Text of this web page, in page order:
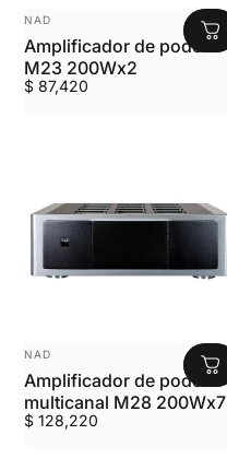
MARCA:
NAD
Amplificador de poder
M23 200Wx2
$ 87,420
MARCA:
NAD
Amplificador de poder
multicanal M28 200Wx7
$ 128,220